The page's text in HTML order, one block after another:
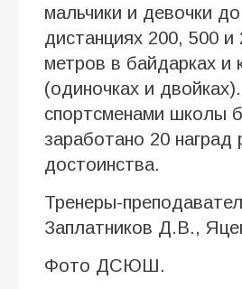
мальчики и девочки
дистанциях 200, 500 и
метров в байдарках и
(одиночках и
спортсменами школы
заработано 20 наград
достоинства.
Тренеры-
Заплатников Д.В.,
Фото ДСЮШ.